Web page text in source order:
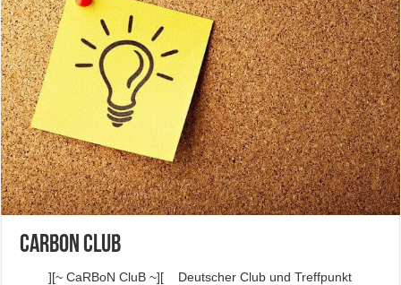
Carbon Club
][~ CaRBoN CluB ~][ Deutscher Club und Treffpunkt